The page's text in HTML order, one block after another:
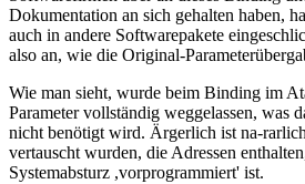
Dokumentation an sich gehalten haben,
auch in andere Softwarepakete
also an, wie die Original-
Wie man sieht, wurde beim Binding im
Parameter vollständig weggelassen, was
nicht benötigt wird. Ärgerlich ist na-
vertauscht wurden, die Adressen
Systemabsturz ,vorprogrammiert' ist.